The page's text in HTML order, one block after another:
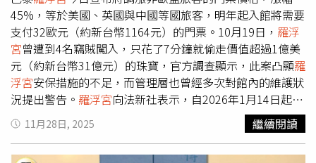
架。」此外，羅浮宮於11月下旬宣布，將調高大部分非歐盟
旅客的門票價格，包括美國、英國與中國的遊客等。調整後
的票價為32歐元（約合新台幣1,161元）。館方表示，這項
45%的漲幅旨在使年度營收增加最多達2,300萬美元，以用
於結構改善工程。羅浮宮在2024年共接待870萬名訪客，其
中69%為外國旅客。
45%，等於美國、英國與中國等國旅客，明年起入館將需要
支付32歐元（約新台幣1164元）的門票。10月19日， 羅浮
宮曾遭到4名竊賊闖入，只花了7分鐘就偷走價值超過1億美
元（約新台幣31億元）的珠寶，官方調查顯示，此案凸顯羅
浮宮安保措施的不足，而管理層也曾經多次對館內的維護狀
況提出警告。 羅浮宮向法新社表示，自2026年1月14日起，
歐盟、冰島、列支敦士登與挪威以外的旅客，
羅浮宮票價將
從22歐元（約新台幣800元）調漲至32歐元，漲幅約45%，
預計每年可增加約2000萬歐元（約新台幣7.2億元）的收
11月28日, 2025 繼續閱讀